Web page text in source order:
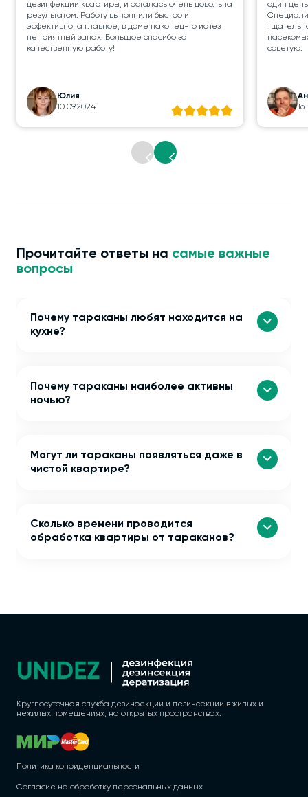
дезинфекции квартиры, и осталась очень довольна
результатом. Работу выполнили быстро и
эффективно, а главное, в доме наконец-то исчез
неприятный запах. Большое спасибо за
качественную работу!
Юлия
10.09.2024
один
советую.
Прочитайте ответы на самые важные
вопросы
Почему тараканы любят находится на
кухне?
Почему тараканы наиболее активны
ночью?
Могут ли тараканы появляться даже в
чистой квартире?
Сколько времени проводится
обработка квартиры от тараканов?
Круглосуточная служба дезинфекции и дезинсекции в жилых и
нежилых помещениях, на открытых пространствах.
Политика конфиденциальности
Согласие на обработку персональных данных